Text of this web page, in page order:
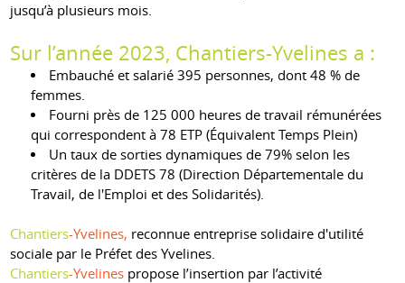
jusqu’à plusieurs mois.
Sur l’année 2023, Chantiers-Yvelines a :
Embauché et salarié 395 personnes, dont 48 % de
femmes.
Fourni près de 125 000 heures de travail rémunérées
qui correspondent à 78 ETP (Équivalent Temps Plein)
Un taux de sorties dynamiques de 79% selon les
critères de la DDETS 78 (Direction Départementale du
Travail, de l'Emploi et des Solidarités).
Chantiers-Yvelines, reconnue entreprise solidaire d'utilité
sociale par le Préfet des Yvelines.
Chantiers-Yvelines propose l’insertion par l’activité